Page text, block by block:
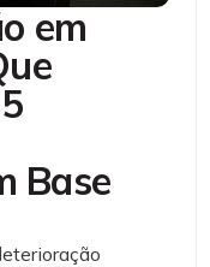
em
Base